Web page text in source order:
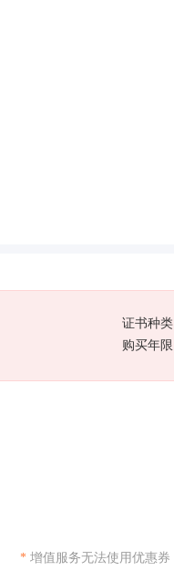
证书种
购买年
* 增值服务无法使用优惠